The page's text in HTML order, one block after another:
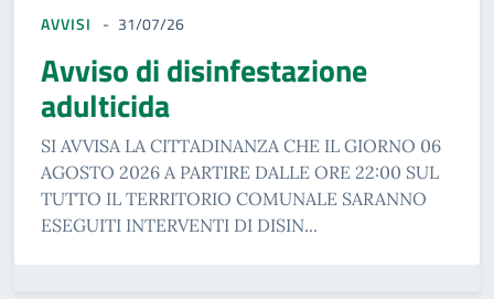
AVVISI 31/07/26
Avviso di disinfestazione
adulticida
SI AVVISA LA CITTADINANZA CHE IL GIORNO 06
AGOSTO 2026 A PARTIRE DALLE ORE 22:00 SUL
TUTTO IL TERRITORIO COMUNALE SARANNO
ESEGUITI INTERVENTI DI DISIN...